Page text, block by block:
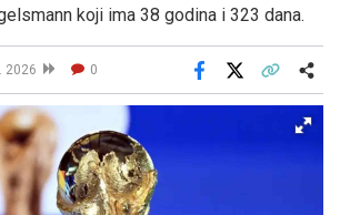
koji ima 38 godina i 323 dana.
2026 0
Facebook